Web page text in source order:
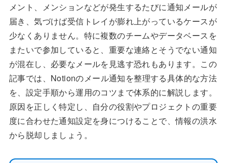
メント、メンションなどが発生するたびに通知メールが
届き、気づけば受信トレイが膨れ上がっているケースが
少なくありません。特に複数のチームやデータベースを
またいで参加していると、重要な連絡とそうでない通知
が混在し、必要なメールを見逃す恐れもあります。この
記事では、Notionのメール通知を整理する具体的な方法
を、設定手順から運用のコツまで体系的に解説します。
原因を正しく特定し、自分の役割やプロジェクトの重要
度に合わせた通知設定を身につけることで、情報の洪水
から脱却しましょう。